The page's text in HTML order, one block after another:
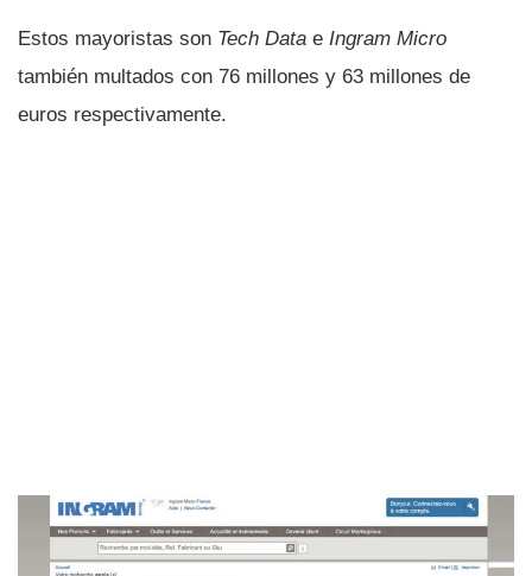
Estos mayoristas son Tech Data e Ingram Micro
también multados con 76 millones y 63 millones de
euros respectivamente.